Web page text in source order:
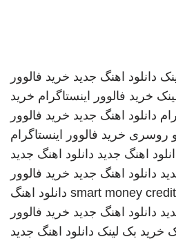
دانلود اهنگ جدید خرید فالوور
خرید فالوور اینستاگرام خرید
دانلود اهنگ جدید خرید فالوور
روسری خرید فالوور اینستاگرام
اهنگ جدید دانلود اهنگ جدید
دانلود اهنگ جدید خرید فالوور
smart money دانلود اهنگ
دانلود اهنگ جدید خرید فالوور
خرید بک لینک دانلود اهنگ جدید